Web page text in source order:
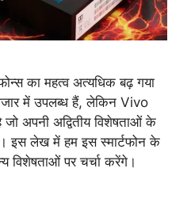
का महत्व अत्यधिक बढ़ गया
में उपलब्ध हैं, लेकिन Vivo
अपनी अद्वितीय विशेषताओं के
इस लेख में हम इस स्मार्टफोन के
विशेषताओं पर चर्चा करेंगे।